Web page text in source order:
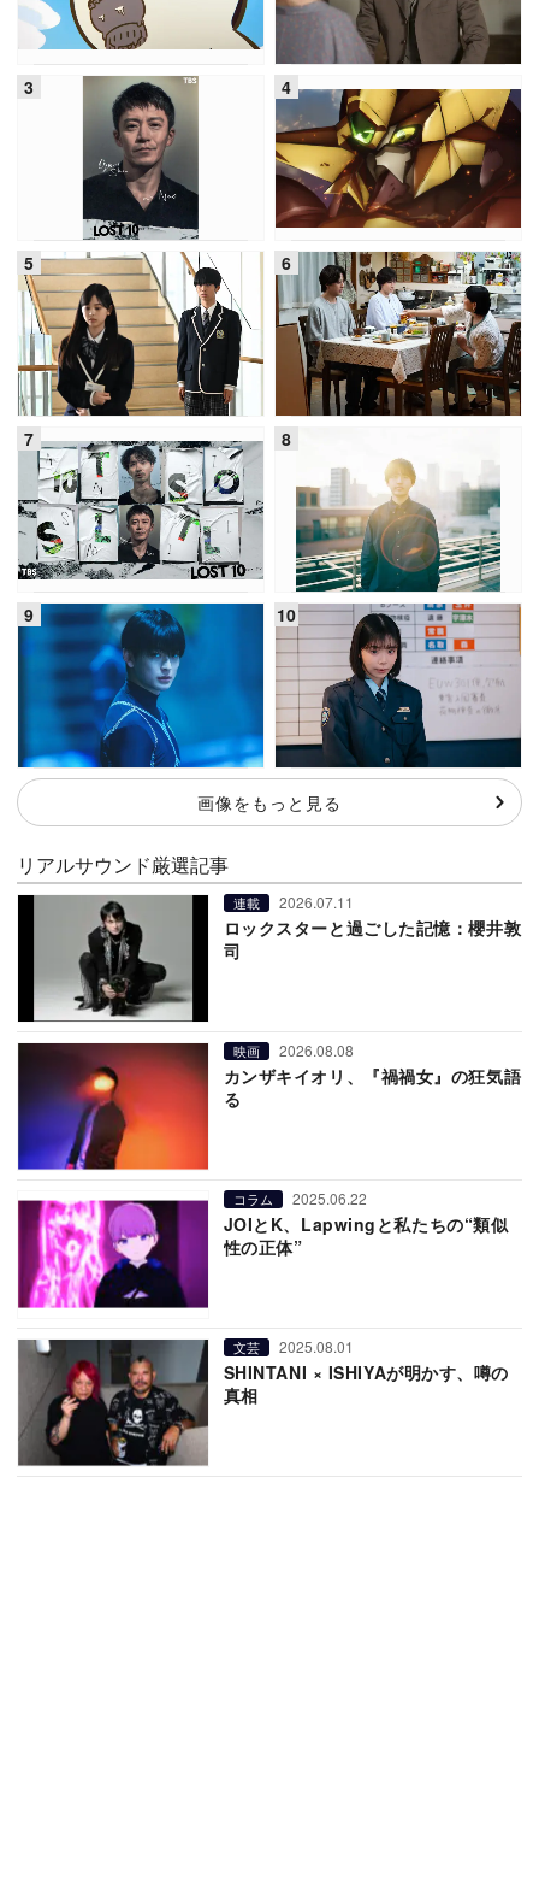
画像をもっと見る
リアルサウンド厳選記事
連載 2026.07.11
ロックスターと過ごした記憶：櫻井敦
司
映画 2026.08.08
カンザキイオリ、『禍禍女』の狂気語
る
コラム 2025.06.22
JOIとK、Lapwingと私たちの“類似
性の正体”
文芸 2025.08.01
SHINTANI × ISHIYAが明かす、噂の
真相